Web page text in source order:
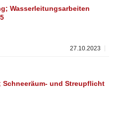
Wasserleitungsarbeiten
27.10.2023
und Streupflicht